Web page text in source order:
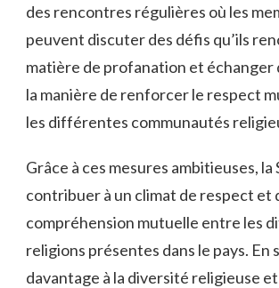
des​ rencontres régulières​ où les
peuvent discuter des défis qu’ils
matière ‌de profanation et⁣ échanger‍
la manière de renforcer le respect
les différentes ‍communautés
Grâce à ces mesures ambitieuses,‍ la
⁢contribuer⁤ à un climat‌ de​ respect et
‍compréhension​ mutuelle‌ entre​ les
religions présentes⁤ dans‍ le ⁢pays. En⁢
davantage à la diversité⁣ religieuse